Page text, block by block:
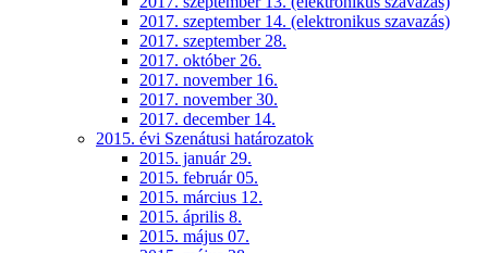
2017. szeptember 14. (elektronikus szavazás)
2017. szeptember 28.
2017. október 26.
2017. november 16.
2017. november 30.
2017. december 14.
2015. évi Szenátusi határozatok
2015. január 29.
2015. február 05.
2015. március 12.
2015. április 8.
2015. május 07.